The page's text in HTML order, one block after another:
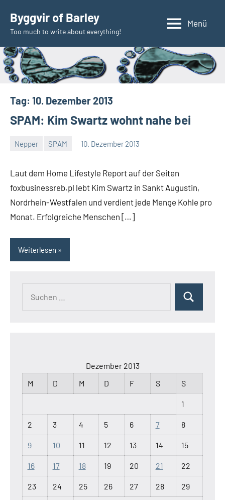
Inhalt
springen
Byggvir of Barley
Too much to write about everything!
Menü
Tag: 10. Dezember 2013
SPAM: Kim Swartz wohnt nahe bei
Nepper SPAM 10. Dezember 2013
Thomas
Laut dem Home Lifestyle Report auf der Seiten
foxbusinessreb.pl lebt Kim Swartz in Sankt Augustin,
Nordrhein-Westfalen und verdient jede Menge Kohle pro
Monat. Erfolgreiche Menschen […]
Weiterlesen
Suchen
Dezember 2013
M
D M D F S S
1
2 3 4 5 6 7 8
9 10 11 12 13 14 15
16 17 18 19 20 21 22
23 24 25 26 27 28 29